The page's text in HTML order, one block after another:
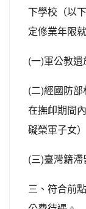
下學校（以
定修業年限
(一)軍公教
(二)經國防
在撫卹期間
礙榮軍子女
(三)臺灣籍
三、符合前